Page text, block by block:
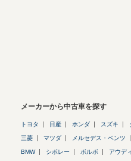
メーカーから中古車を探す
トヨタ 日産 ホンダ スズキ
三菱 マツダ メルセデス・ベンツ
BMW シボレー ボルボ アウディ